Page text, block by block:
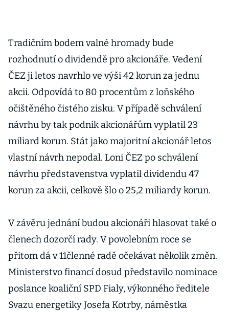
Tradičním bodem valné hromady bude
rozhodnutí o dividendě pro akcionáře. Vedení
ČEZ ji letos navrhlo ve výši 42 korun za jednu
akcii. Odpovídá to 80 procentům z loňského
očištěného čistého zisku. V případě schválení
návrhu by tak podnik akcionářům vyplatil 23
miliard korun. Stát jako majoritní akcionář letos
vlastní návrh nepodal. Loni ČEZ po schválení
návrhu představenstva vyplatil dividendu 47
korun za akcii, celkově šlo o 25,2 miliardy korun.
V závěru jednání budou akcionáři hlasovat také o
členech dozorčí rady. V povolebním roce se
přitom dá v 11členné radě očekávat několik změn.
Ministerstvo financí dosud představilo nominace
poslance koaliční SPD Fialy, výkonného ředitele
Svazu energetiky Josefa Kotrby, náměstka